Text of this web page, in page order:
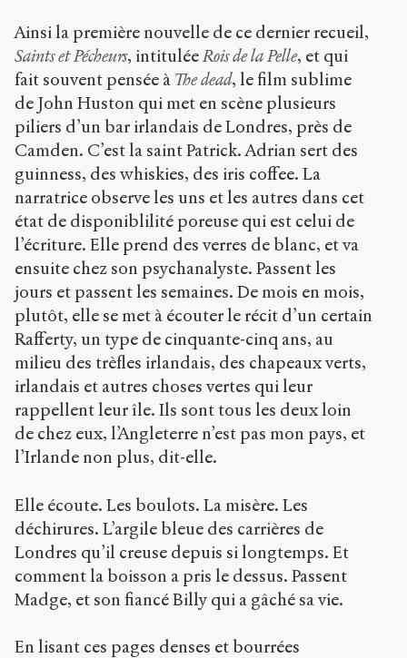
Ainsi la première nouvelle de ce dernier recueil,
Saints et Pécheurs, intituléeRois de la Pelle, et qui
fait souvent pensée à The dead, le film sublime
de John Huston qui met en scène plusieurs
piliers d’un bar irlandais de Londres, près de
Camden. C’est la saint Patrick. Adrian sert des
guinness, des whiskies, des iris coffee. La
narratrice observe les uns et les autres dans cet
état de disponiblilité poreuse qui est celui de
l’écriture. Elle prend des verres de blanc, et va
ensuite chez son psychanalyste. Passent les
jours et passent les semaines. De mois en mois,
plutôt, elle se met à écouter le récit d’un certain
Rafferty, un type de cinquante-cinq ans, au
milieu des trèfles irlandais, des chapeaux verts,
irlandais et autres choses vertes qui leur
rappellent leur île. Ils sont tous les deux loin
de chez eux, l’Angleterre n’est pas mon pays, et
l’Irlande non plus, dit-elle.
Elle écoute. Les boulots. La misère. Les
déchirures. L’argile bleue des carrières de
Londres qu’il creuse depuis si longtemps. Et
comment la boisson a pris le dessus. Passent
Madge, et son fiancé Billy qui a gâché sa vie.
En lisant ces pages denses et bourrées